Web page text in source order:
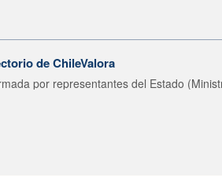
de ChileValora
por representantes del Estado